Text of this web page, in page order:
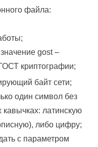
файла:
gost –
криптографии;
байт сети;
один символ без
латинскую
либо цифру;
с параметром